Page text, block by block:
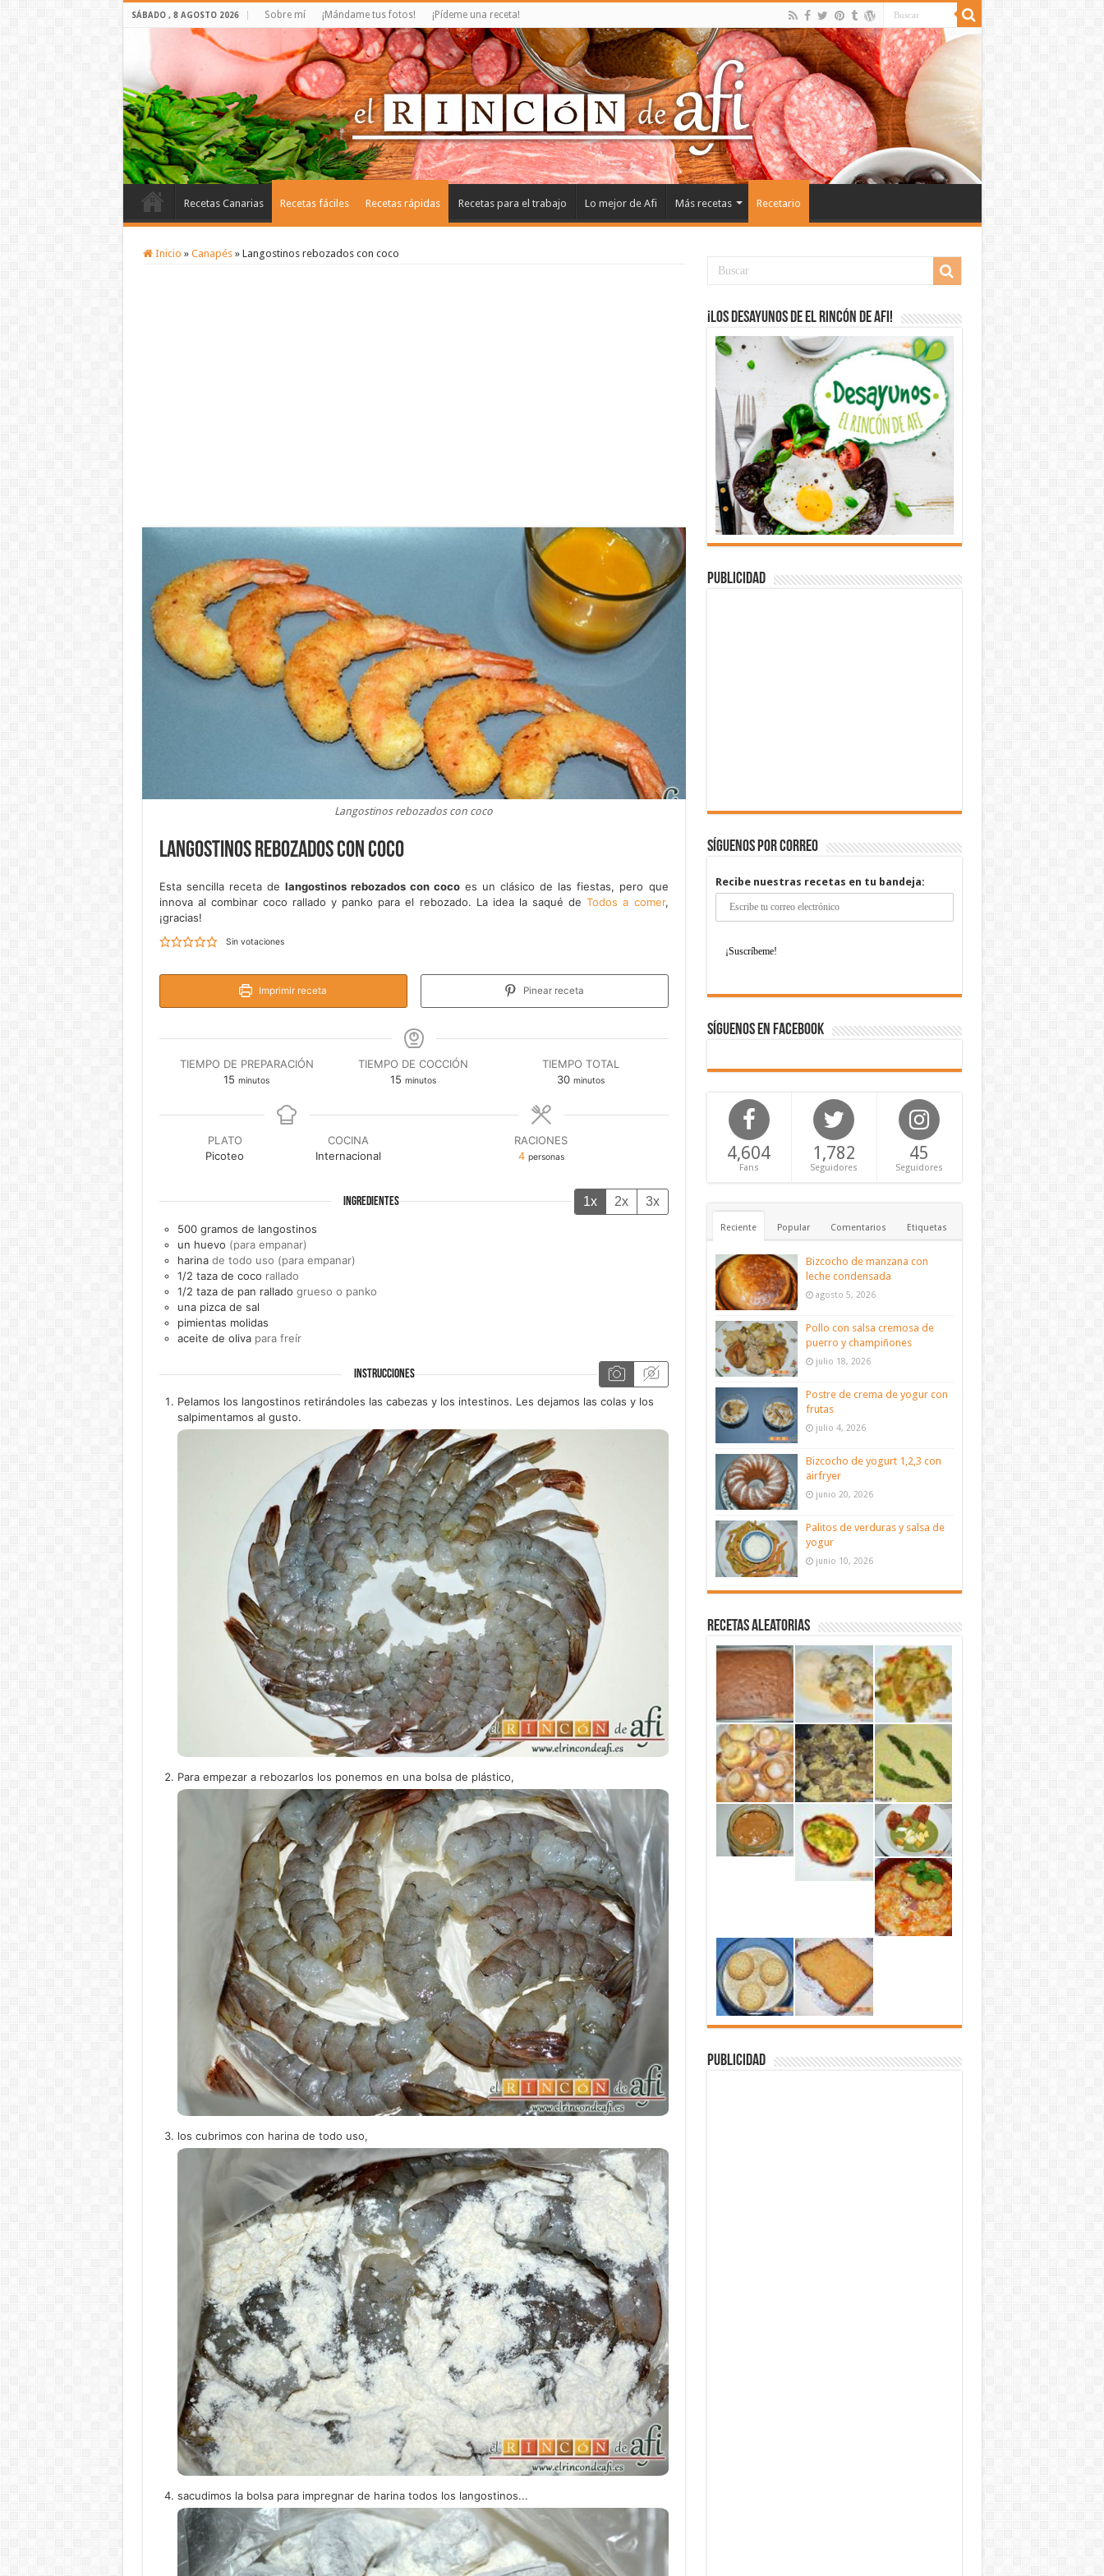
SÁBADO , 8 AGOSTO 2026 Sobre mí ¡Mándame tus fotos! ¡Pídeme una receta!
Recetas Canarias Recetas fáciles Recetas rápidas Recetas para el trabajo Lo mejor de Afi Más recetas Recetario
Inicio » Canapés » Langostinos rebozados con coco
Langostinos rebozados con coco
Langostinos rebozados con coco
Esta sencilla receta de langostinos rebozados con cocoes un clásico de las fiestas, pero que
innova al combinar coco rallado y panko para el rebozado. La idea la saqué deTodos a comer,
¡gracias!
Sin votaciones
Imprimir receta Pinear receta
TIEMPO DE PREPARACIÓN
15 minutos
minutos
TIEMPO DE COCCIÓN
15 minutos
minutos
TIEMPO TOTAL
30minutos
minutos
PLATO
Picoteo
COCINA
Internacional
RACIONES
4 personas
INGREDIENTES 1x 2x 3x
500 gramos de langostinos
un huevo (para empanar)
harina de todo uso (para empanar)
1/2 taza de coco rallado
1/2 taza de pan rallado grueso o panko
una pizca de sal
pimientas molidas
aceite de oliva para freír
INSTRUCCIONES
Pelamos los langostinos retirándoles las cabezas y los intestinos. Les dejamos las colas y los
salpimentamos al gusto.
Para empezar a rebozarlos los ponemos en una bolsa de plástico,
los cubrimos con harina de todo uso,
sacudimos la bolsa para impregnar de harina todos los langostinos...
¡Los desayunos de El Rincón de Afi!
Publicidad
Síguenos por correo
Recibe nuestras recetas en tu bandeja:
Síguenos en Facebook
4,604
Fans
1,782
Seguidores
45
Seguidores
Reciente Popular Comentarios Etiquetas
Bizcocho de manzana con
leche condensada
agosto 5, 2026
Pollo con salsa cremosa de
puerro y champiñones
julio 18, 2026
Postre de crema de yogur con
frutas
julio 4, 2026
Bizcocho de yogurt 1,2,3 con
airfryer
junio 20, 2026
Palitos de verduras y salsa de
yogur
junio 10, 2026
Recetas aleatorias
Publicidad